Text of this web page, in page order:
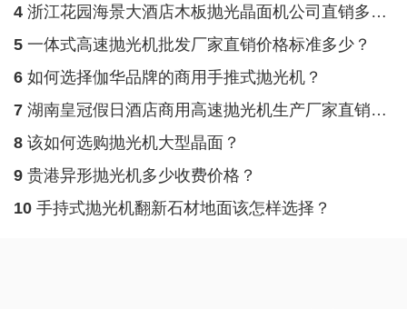
4浙江花园海景大酒店木板抛光晶面机公司直销多少费用？
5一体式高速抛光机批发厂家直销价格标准多少？
6如何选择伽华品牌的商用手推式抛光机？
7湖南皇冠假日酒店商用高速抛光机生产厂家直销收费价格多少？
8该如何选购抛光机大型晶面？
9贵港异形抛光机多少收费价格？
10手持式抛光机翻新石材地面该怎样选择？